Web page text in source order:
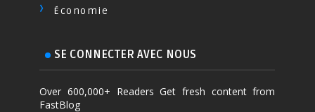
Économie
SE CONNECTER AVEC NOUS
Over 600,000+ Readers Get fresh content from
FastBlog